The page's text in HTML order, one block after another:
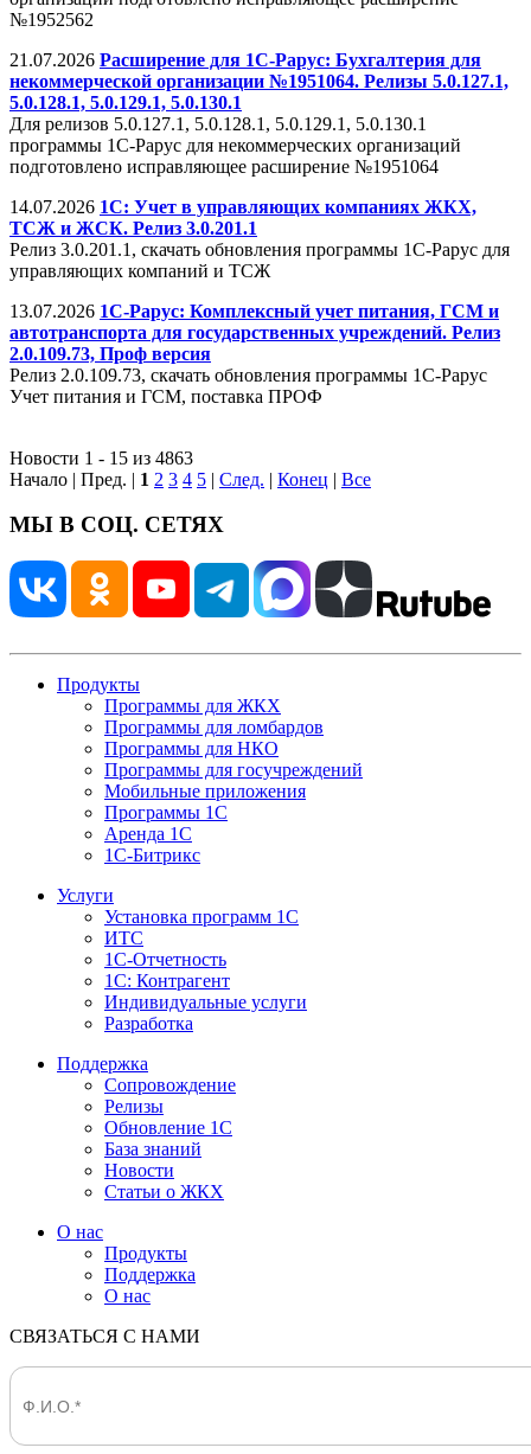
№1952562
21.07.2026 Расширение для 1С-Рарус: Бухгалтерия для
некоммерческой организации №1951064. Релизы 5.0.127.1,
5.0.128.1, 5.0.129.1, 5.0.130.1
Для релизов 5.0.127.1, 5.0.128.1, 5.0.129.1, 5.0.130.1
программы 1С-Рарус для некоммерческих организаций
подготовлено исправляющее расширение №1951064
14.07.2026 1С: Учет в управляющих компаниях ЖКХ,
ТСЖ и ЖСК. Релиз 3.0.201.1
Релиз 3.0.201.1, скачать обновления программы 1С-Рарус для
управляющих компаний и ТСЖ
13.07.2026 1С-Рарус: Комплексный учет питания, ГСМ и
автотранспорта для государственных учреждений. Релиз
2.0.109.73, Проф версия
Релиз 2.0.109.73, скачать обновления программы 1С-Рарус
Учет питания и ГСМ, поставка ПРОФ
Новости 1 - 15 из 4863
Начало | Пред. | 1 2 3 4 5 | След. | Конец | Все
МЫ В СОЦ. СЕТЯХ
Продукты
Программы для ЖКХ
Программы для ломбардов
Программы для НКО
Программы для госучреждений
Мобильные приложения
Программы 1С
Аренда 1С
1С-Битрикс
Услуги
Установка программ 1С
ИТС
1С-Отчетность
1С: Контрагент
Индивидуальные услуги
Разработка
Поддержка
Сопровождение
Релизы
Обновление 1С
База знаний
Новости
Статьи о ЖКХ
О нас
Продукты
Поддержка
О нас
СВЯЗАТЬСЯ С НАМИ